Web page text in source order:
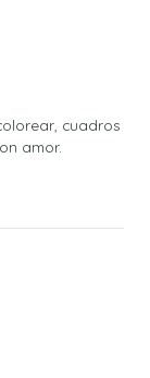
cuadros
amor.